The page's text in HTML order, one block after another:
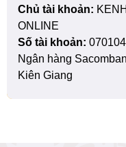
Chủ tài khoản:
ONLINE
Số tài khoản:
Ngân hàng
Kiên Giang